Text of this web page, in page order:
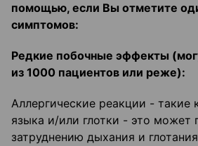
помощью, если Вы отметите
симптомов:
Редкие побочные эффекты
из 1000 пациентов или реже):
Аллергические реакции - такие
языка и/или глотки - это может
затруднению дыхания и